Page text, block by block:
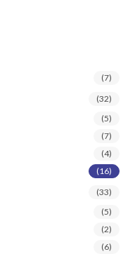
(7)
(32)
(5)
(7)
(4)
(16)
(33)
(5)
(2)
(6)